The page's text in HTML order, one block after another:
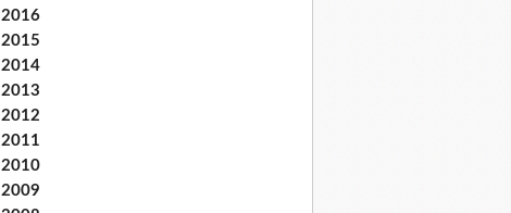
2016
2015
2014
2013
2012
2011
2010
2009